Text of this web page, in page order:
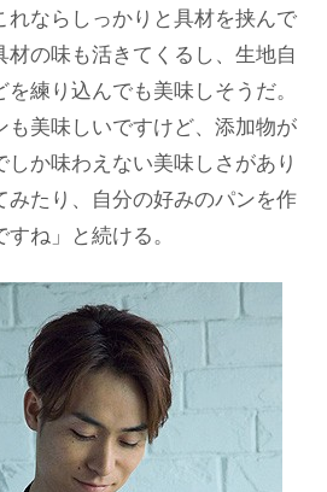
れならしっかりと具材を挟んで
材の味も活きてくるし、生地自
練り込んでも美味しそうだ。
美味しいですけど、添加物が
か味わえない美味しさがあり
みたり、自分の好みのパンを作
ね」と続ける。